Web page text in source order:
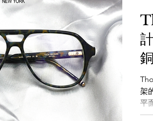
一
仁
架
平
守